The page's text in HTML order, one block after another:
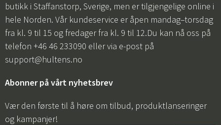
butikk i Staffanstorp, Sverige, men er tilgjengelige online i
hele Norden. Vår kundeservice er åpen mandag–torsdag
fra kl. 9 til 15 og fredager fra kl. 9 til 12.Du kan nå oss på
telefon +46 46 233090 eller via e-post på
support@hultens.no
Abonner på vårt nyhetsbrev
Vær den første til å høre om tilbud, produktlanseringer
og kampanjer!